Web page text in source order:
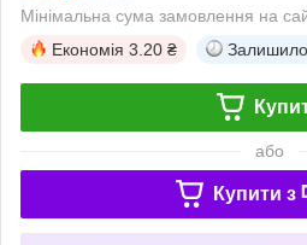
Мінімальна сума замовлення на
Економія 3.20 ₴
або
Купити з